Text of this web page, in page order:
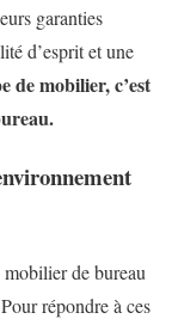
garanties
d’esprit et une
de mobilier, c’est
de bureau
répondre à ces